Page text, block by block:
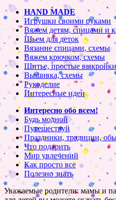
HAND MADE
Игрушки своими руками
Вяжем детям, спицами и
Шьем для деток
Вязание спицами, схемы
Вяжем крючком, схемы
Шитье, простые выкройки
Вышивка, схемы
Рукоделие
Интересные идеи
Интересно обо всем!
Будь модной
Путешествуй
Праздники, традиции,
Что подарить
Мир увлечений
Как просто все
Полезно знать
Уважаемые родители: мамы и